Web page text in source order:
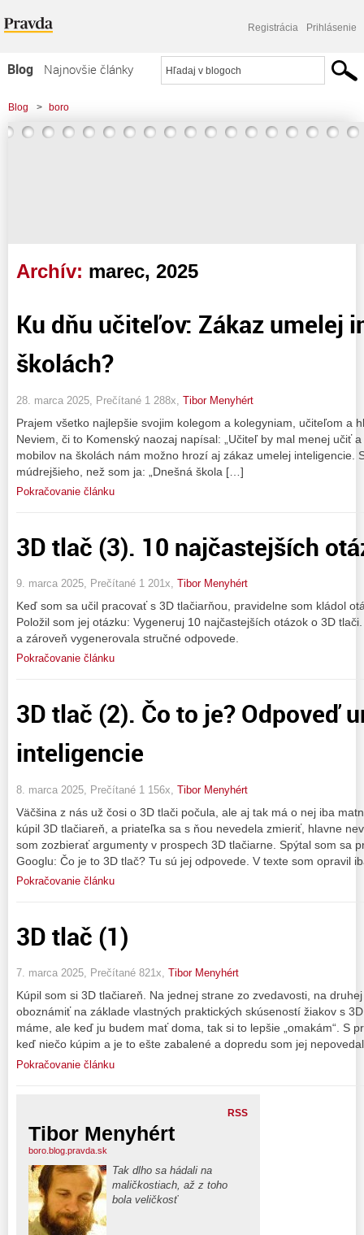
Registrácia Prihlásenie
Blog
Najnovšie články
Najčítanejšie články
Najkomentovanejšie články
Blog > boro
Archív: marec, 2025
Ku dňu učiteľov: Zákaz umelej
školách?
28. marca 2025, Prečítané 1 288x, Tibor Menyhért
Prajem všetko najlepšie svojim kolegom a kolegyniam, učiteľom a
Neviem, či to Komenský naozaj napísal: „Učiteľ by mal menej učiť
mobilov na školách nám možno hrozí aj zákaz umelej inteligencie.
múdrejšieho, než som ja: „Dnešná škola […]
Pokračovanie článku
3D tlač (3). 10 najčastejších
9. marca 2025, Prečítané 1 201x, Tibor Menyhért
Keď som sa učil pracovať s 3D tlačiarňou, pravidelne som kládol
Položil som jej otázku: Vygeneruj 10 najčastejších otázok o 3D
a zároveň vygenerovala stručné odpovede.
Pokračovanie článku
3D tlač (2). Čo to je? Odpoveď
inteligencie
8. marca 2025, Prečítané 1 156x, Tibor Menyhért
Väčšina z nás už čosi o 3D tlači počula, ale aj tak má o nej iba
kúpil 3D tlačiareň, a priateľka sa s ňou nevedela zmieriť, hlavne
som zozbierať argumenty v prospech 3D tlačiarne. Spýtal som sa
Googlu: Čo je to 3D tlač? Tu sú jej odpovede. V texte som opravil
Pokračovanie článku
3D tlač (1)
7. marca 2025, Prečítané 821x, Tibor Menyhért
Kúpil som si 3D tlačiareň. Na jednej strane zo zvedavosti, na
oboznámiť na základe vlastných praktických skúseností žiakov s
máme, ale keď ju budem mať doma, tak si to lepšie „omakám“. S
keď niečo kúpim a je to ešte zabalené a dopredu som jej
Pokračovanie článku
RSS
Tibor Menyhért
boro.blog.pravda.sk
Tak dlho sa hádali na
maličkostiach, až z toho
bola veličkosť